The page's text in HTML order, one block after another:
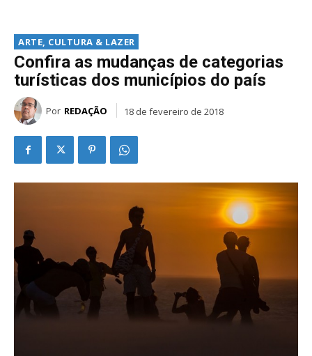
ARTE, CULTURA & LAZER
Confira as mudanças de categorias
turísticas dos municípios do país
Por REDAÇÃO 18 de fevereiro de 2018